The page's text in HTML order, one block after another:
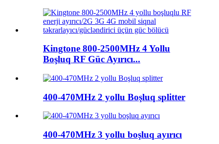
Kingtone 800-2500MHz 4 Yollu
Boşluq RF Güc Ayırıcı...
400-470MHz 2 yollu Boşluq splitter
400-470MHz 3 yollu boşluq ayırıcı